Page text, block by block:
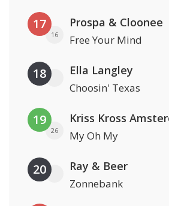
17
16
Prospa & Cloonee
Free Your Mind
18 Ella Langley
Choosin' Texas
19
26 My Oh My
20 Ray & Beer
Zonnebank